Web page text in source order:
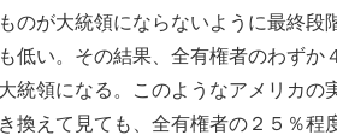
のが大統領にならないように最終段
低い。その結果、全有権者のわずか
統領になる。このようなアメリカの
換えて見ても、全有権者の２５％程